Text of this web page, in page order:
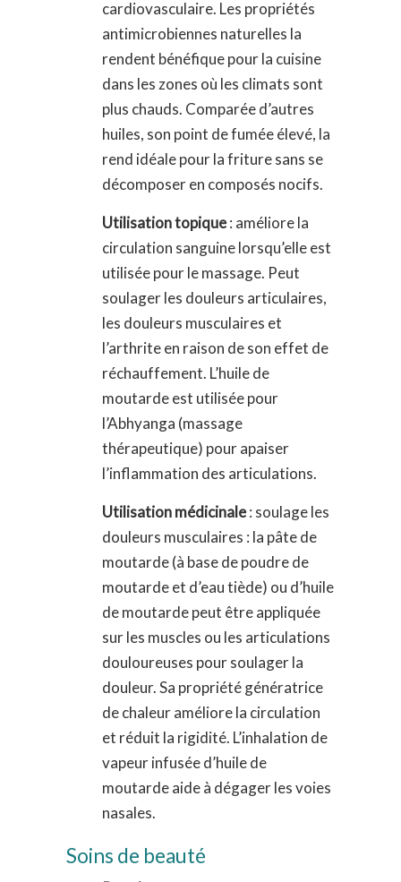
cardiovasculaire. Les propriétés
antimicrobiennes naturelles la
rendent bénéfique pour la cuisine
dans les zones où les climats sont
plus chauds. Comparée d’autres
huiles, son point de fumée élevé, la
rend idéale pour la friture sans se
décomposer en composés nocifs.
Utilisation topique: améliore la
circulation sanguine lorsqu’elle est
utilisée pour le massage. Peut
soulager les douleurs articulaires,
les douleurs musculaires et
l’arthrite en raison de son effet de
réchauffement. L’huile de
moutarde est utilisée pour
l’Abhyanga (massage
thérapeutique) pour apaiser
l’inflammation des articulations.
Utilisation médicinale: soulage les
douleurs musculaires : la pâte de
moutarde (à base de poudre de
moutarde et d’eau tiède) ou d’huile
de moutarde peut être appliquée
sur les muscles ou les articulations
douloureuses pour soulager la
douleur. Sa propriété génératrice
de chaleur améliore la circulation
et réduit la rigidité. L’inhalation de
vapeur infusée d’huile de
moutarde aide à dégager les voies
nasales.
Soins de beauté